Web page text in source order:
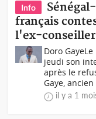
Info
français
l'ex-conseiller
Doro
jeudi son
après le
Gaye,
il y a 1